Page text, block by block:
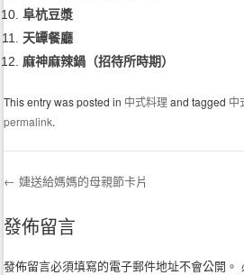
阜杭豆漿
天罈餐廳
麻神麻辣鍋（招待所時期）
This entry was posted in 中式料理and tagged 中
permalink.
Post navigation
← 婕送給媽媽的母親節卡片
發佈留言
發佈留言必須填寫的電子郵件地址不會公開。